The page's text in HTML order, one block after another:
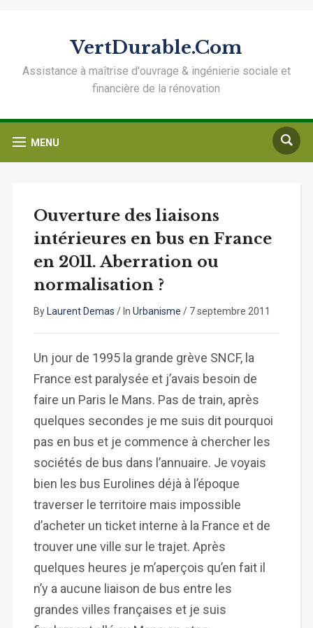
VertDurable.Com
Assistance à maîtrise d'ouvrage & ingénierie sociale et
financière de la rénovation
MENU
Ouverture des liaisons
intérieures en bus en France
en 2011. Aberration ou
normalisation ?
By Laurent Demas / In Urbanisme / 7 septembre 2011
Un jour de 1995 la grande grève SNCF, la
France est paralysée et j’avais besoin de
faire un Paris le Mans. Pas de train, après
quelques secondes je me suis dit pourquoi
pas en bus et je commence à chercher les
sociétés de bus dans l’annuaire. Je voyais
bien les bus Eurolines déjà à l’époque
traverser le territoire mais impossible
d’acheter un ticket interne à la France et de
trouver une ville sur le trajet. Après
quelques heures je m’aperçois qu’en fait il
n’y a aucune liaison de bus entre les
grandes villes françaises et je suis